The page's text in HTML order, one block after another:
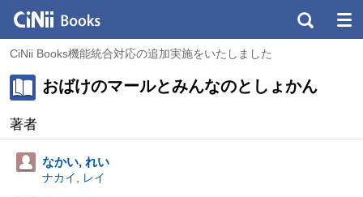
CiNii Books機能統合対応の追加実施をいたしました
おばけのマールとみんなのとしょかん
著者
なかい, れい
ナカイ, レイ